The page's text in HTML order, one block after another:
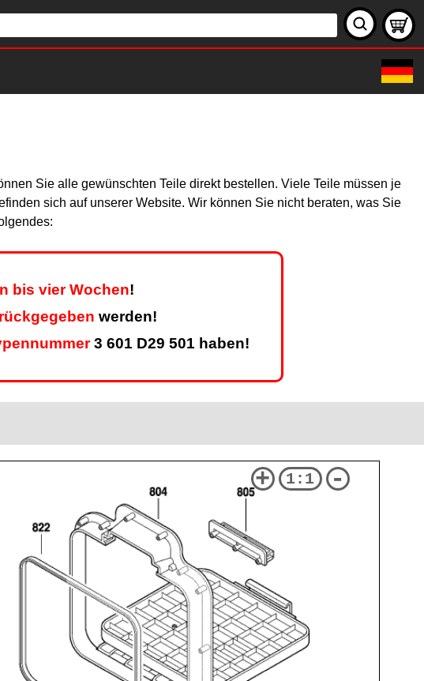
Sie alle gewünschten Teile direkt bestellen. Viele Teile müssen je
sich auf unserer Website. Wir können Sie nicht beraten, was Sie
bis vier Wochen!
werden!
3 601 D29 501 haben!
+ 1:1 -